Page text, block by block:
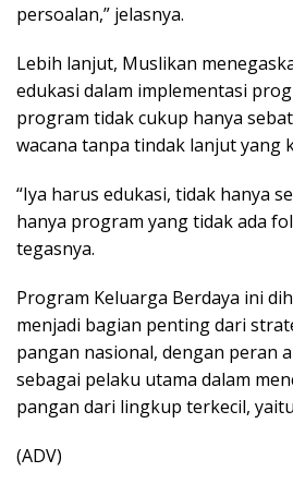
persoalan,” jelasnya.
Lebih lanjut, Muslikan
edukasi dalam implementasi
program tidak cukup hanya
wacana tanpa tindak lanjut yang
“Iya harus edukasi, tidak hanya
hanya program yang tidak ada
tegasnya.
Program Keluarga Berdaya ini
menjadi bagian penting dari
pangan nasional, dengan peran
sebagai pelaku utama dalam
pangan dari lingkup terkecil,
(ADV)